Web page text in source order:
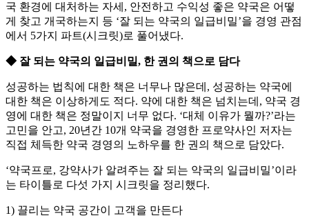
국 환경에 대처하는 자세, 안전하고 수익성 좋은 약국은 어떻
게 찾고 개국하는지 등 ‘잘 되는 약국의 일급비밀’을 경영 관점
에서 5가지 파트(시크릿)로 풀어냈다.
◆ 잘 되는 약국의 일급비밀, 한 권의 책으로 담다
성공하는 법칙에 대한 책은 너무나 많은데, 성공하는 약국에
대한 책은 이상하게도 적다. 약에 대한 책은 넘치는데, 약국 경
영에 대한 책은 정말이지 너무 없다. ‘대체 이유가 뭘까?’라는
고민을 안고, 20년간 10개 약국을 경영한 프로약사인 저자는
직접 체득한 약국 경영의 노하우를 한 권의 책으로 담았다.
‘약국프로, 강약사가 알려주는 잘 되는 약국의 일급비밀’이라
는 타이틀로 다섯 가지 시크릿을 정리했다.
1) 끌리는 약국 공간이 고객을 만든다